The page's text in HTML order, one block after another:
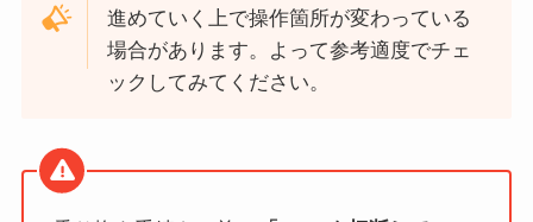
進めていく上で操作箇所が変わっている
場合があります。よって参考適度でチェ
ックしてみてください。